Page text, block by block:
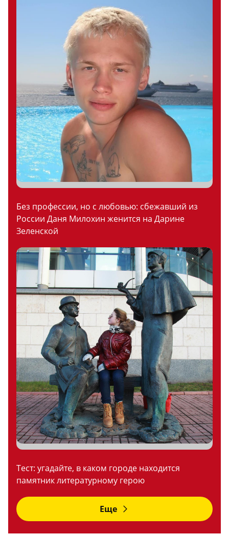
Без профессии, но с любовью: сбежавший из
России Даня Милохин женится на Дарине
Зеленской
Тест: угадайте, в каком городе находится
памятник литературному герою
Еще